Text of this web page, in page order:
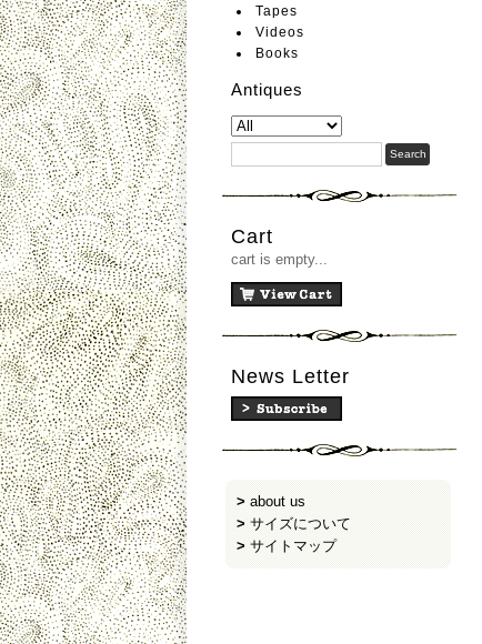
Tapes
Videos
Books
Antiques
Cart
cart is empty...
News Letter
> about us
> サイズについて
> サイトマップ